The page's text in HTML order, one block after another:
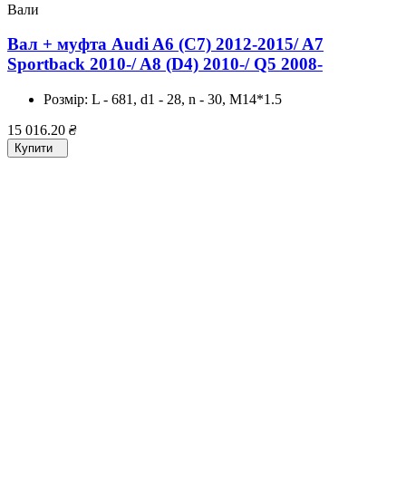
Вали
Вал + муфта Audi A6 (C7) 2012-2015/ A7
Sportback 2010-/ A8 (D4) 2010-/ Q5 2008-
Розмір: L - 681, d1 - 28, n - 30, M14*1.5
15 016.20 ₴
Купити